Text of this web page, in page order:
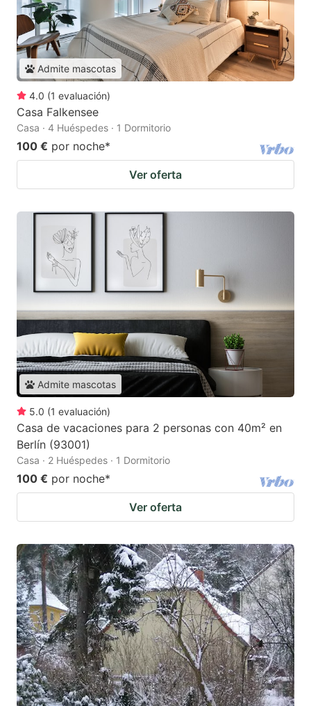
Admite mascotas
4.0 (1 evaluación)
Casa Falkensee
Casa · 4 Huéspedes · 1 Dormitorio
100 € por noche*
Ver oferta
Admite mascotas
5.0 (1 evaluación)
Casa de vacaciones para 2 personas con 40m² en
Berlín (93001)
Casa · 2 Huéspedes · 1 Dormitorio
100 € por noche*
Ver oferta